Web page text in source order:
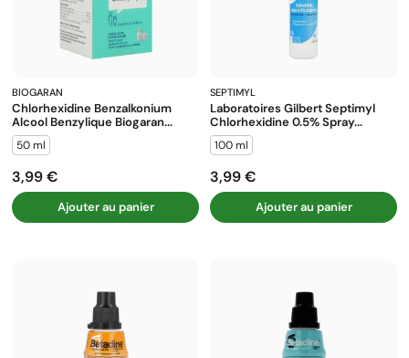
BIOGARAN
Chlorhexidine Benzalkonium
Alcool Benzylique Biogaran...
50 ml
Prix
3,99 €
Ajouter au panier
SEPTIMYL
Laboratoires Gilbert Septimyl
Chlorhexidine 0.5% Spray...
100 ml
Prix
3,99 €
Ajouter au panier